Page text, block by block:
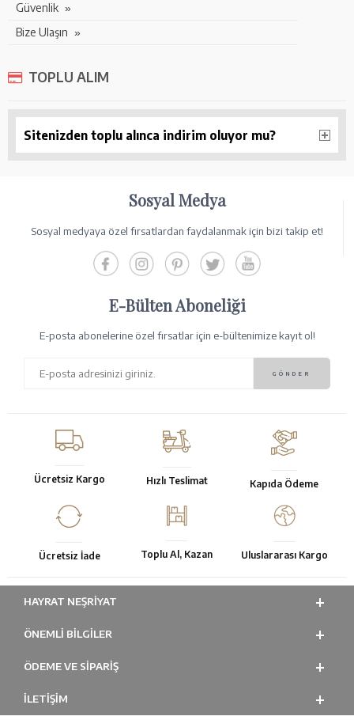
Güvenlik
Bize Ulaşın
TOPLU ALIM
Sitenizden toplu alınca indirim oluyor mu?
Sosyal Medya
Sosyal medyaya özel fırsatlardan faydalanmak için bizi takip et!
E-Bülten Aboneliği
E-posta abonelerine özel fırsatlar için e-bültenimize kayıt ol!
Ücretsiz Kargo Hızlı Teslimat Kapıda Ödeme
Ücretsiz İade Toplu Al, Kazan Uluslararası Kargo
HAYRAT NEŞRIYAT
ÖNEMLI BILGILER
ÖDEME VE SİPARİŞ
İLETİŞİM